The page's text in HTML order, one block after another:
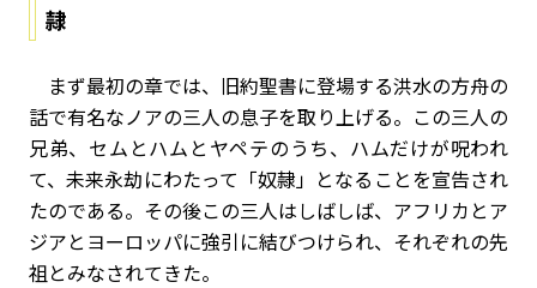
隷
まず最初の章では、旧約聖書に登場する洪水の方舟の
話で有名なノアの三人の息子を取り上げる。この三人の
兄弟、セムとハムとヤペテのうち、ハムだけが呪われ
て、未来永劫にわたって「奴隷」となることを宣告され
たのである。その後この三人はしばしば、アフリカとア
ジアとヨーロッパに強引に結びつけられ、それぞれの先
祖とみなされてきた。